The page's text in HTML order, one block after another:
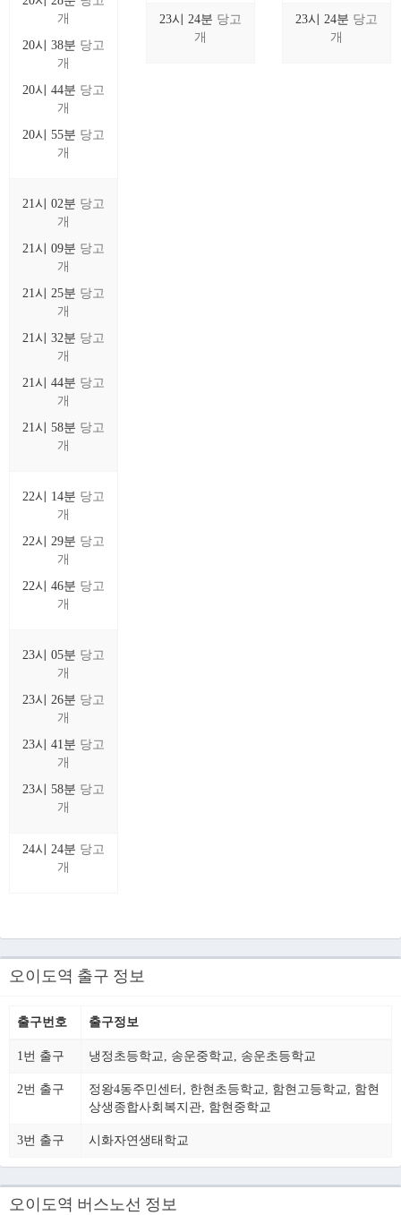
개
20시 38분 당고
개
20시 44분 당고
개
20시 55분 당고
개
21시 02분 당고
개
21시 09분 당고
개
21시 25분 당고
개
21시 32분 당고
개
21시 44분 당고
개
21시 58분 당고
개
22시 14분 당고
개
22시 29분 당고
개
22시 46분 당고
개
23시 05분 당고
개
23시 26분 당고
개
23시 41분 당고
개
23시 58분 당고
개
24시 24분 당고
개
23시 24분 당고
개
23시 24분 당고
개
오이도역 출구 정보
출구번호 출구정보
1번 출구 냉정초등학교, 송운중학교, 송운초등학교
2번 출구
정왕4동주민센터, 한현초등학교, 함현고등학교, 함현
상생종합사회복지관, 함현중학교
3번 출구 시화자연생태학교
오이도역 버스노선 정보